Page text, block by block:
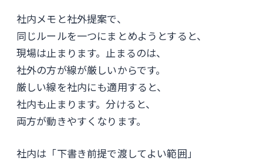
社内メモと社外提案で、
同じルールを一つにまとめようとすると、
現場は止まります。止まるのは、
社外の方が線が厳しいからです。
厳しい線を社内にも適用すると、
社内も止まります。分けると、
両方が動きやすくなります。
社内は「下書き前提で渡してよい範囲」